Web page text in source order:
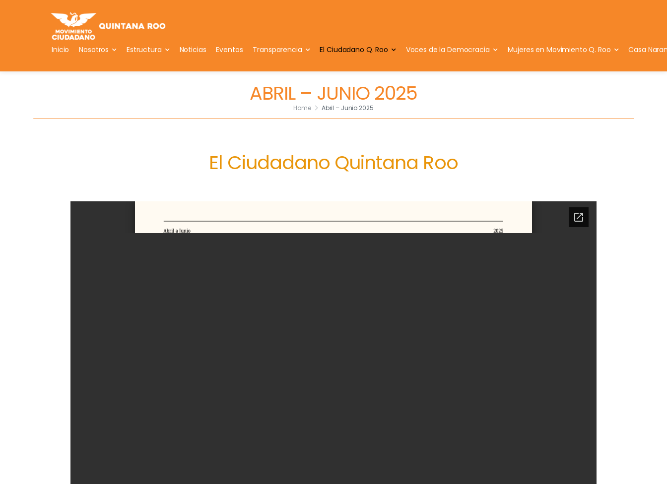
Inicio Nosotros Estructura Noticias Eventos Transparencia El Ciudadano Q. Roo Voces de la Democracia Mujeres en Movimiento Q. Roo Casa
ABRIL – JUNIO 2025
Home Abril – Junio 2025
El Ciudadano Quintana Roo